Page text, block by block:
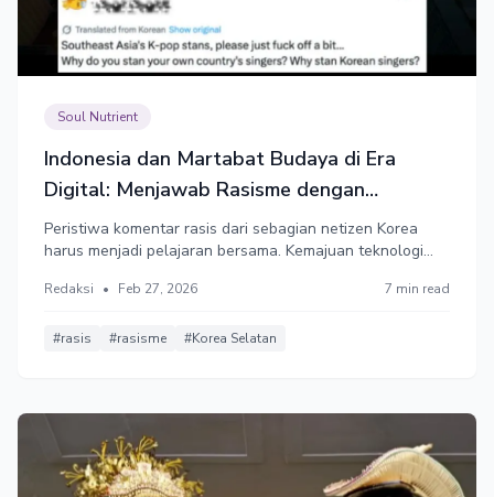
Soul Nutrient
Indonesia dan Martabat Budaya di Era
Digital: Menjawab Rasisme dengan
Peradaban
Peristiwa komentar rasis dari sebagian netizen Korea
harus menjadi pelajaran bersama. Kemajuan teknologi
dibangun oleh penghormatan terhadap manusia.
Redaksi • Feb 27, 2026 7 min read
#rasis #rasisme #Korea Selatan